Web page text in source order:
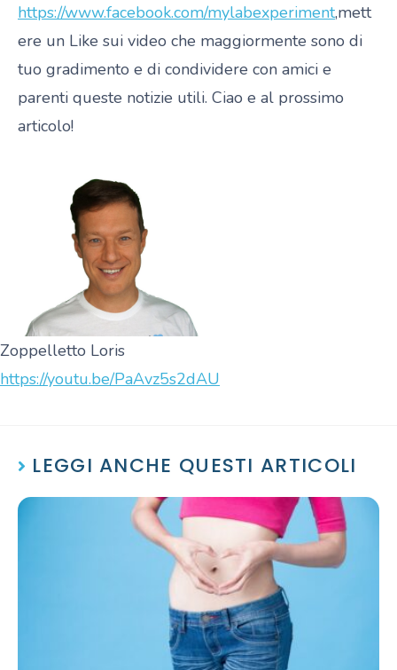
https://www.facebook.com/mylabexperiment,mett
ere un Like sui video che maggiormente sono di
tuo gradimento e di condividere con amici e
parenti queste notizie utili. Ciao e al prossimo
articolo!
Zoppelletto Loris
https://youtu.be/PaAvz5s2dAU
LEGGI ANCHE QUESTI ARTICOLI